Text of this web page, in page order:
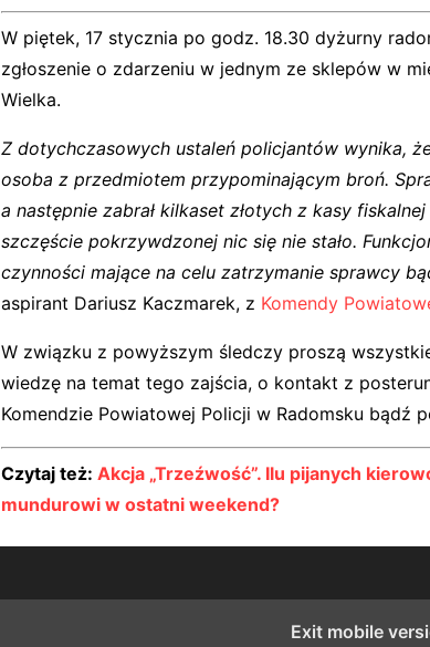
W piętek, 17 stycznia po godz. 18.30 dyżurny
zgłoszenie o zdarzeniu w jednym ze sklepów w
Wielka.
Z dotychczasowych ustaleń policjantów wynika,
osoba z przedmiotem przypominającym broń.
a następnie zabrał kilkaset złotych z kasy
szczęście pokrzywdzonej nic się nie stało.
czynności mające na celu zatrzymanie sprawcy
aspirant Dariusz Kaczmarek, z Komendy
W związku z powyższym śledczy proszą
wiedzę na temat tego zajścia, o kontakt z
Komendzie Powiatowej Policji w Radomsku bądź
Czytaj też: Akcja „Trzeźwość”. Ilu pijanych
mundurowi w ostatni weekend?
Exit mobile